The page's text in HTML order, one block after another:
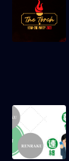
SENIOR
using
trading